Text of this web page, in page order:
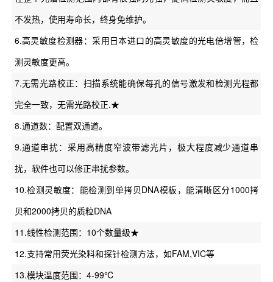
不发热，使用寿命长，终身免维护。
6.高灵敏度检测器：采用日本进口的高灵敏度的光电倍增管，检
测灵敏度更高。
7.无需光路校正：扫描系统能确保每孔的信号激发和检测光程都
完全一致，无需光路校正.★
8.通道数：配置双通道。
9.通道串扰：采用高精度窄波带滤光片，极大程度减少通道串
扰，软件也可以修正串扰参数。
10.检测灵敏度：能检测到单拷贝DNA模板，能清晰区分1000拷
贝和2000拷贝的质粒DNA
11.线性检测范围：10个数量级★
12.支持常用荧光染料和探针检测方法，如FAM,VIC等
13.模块温度范围：4-99℃